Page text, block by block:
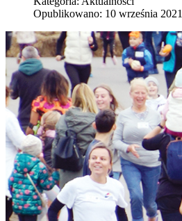
Opublikowano: 10 września 2021